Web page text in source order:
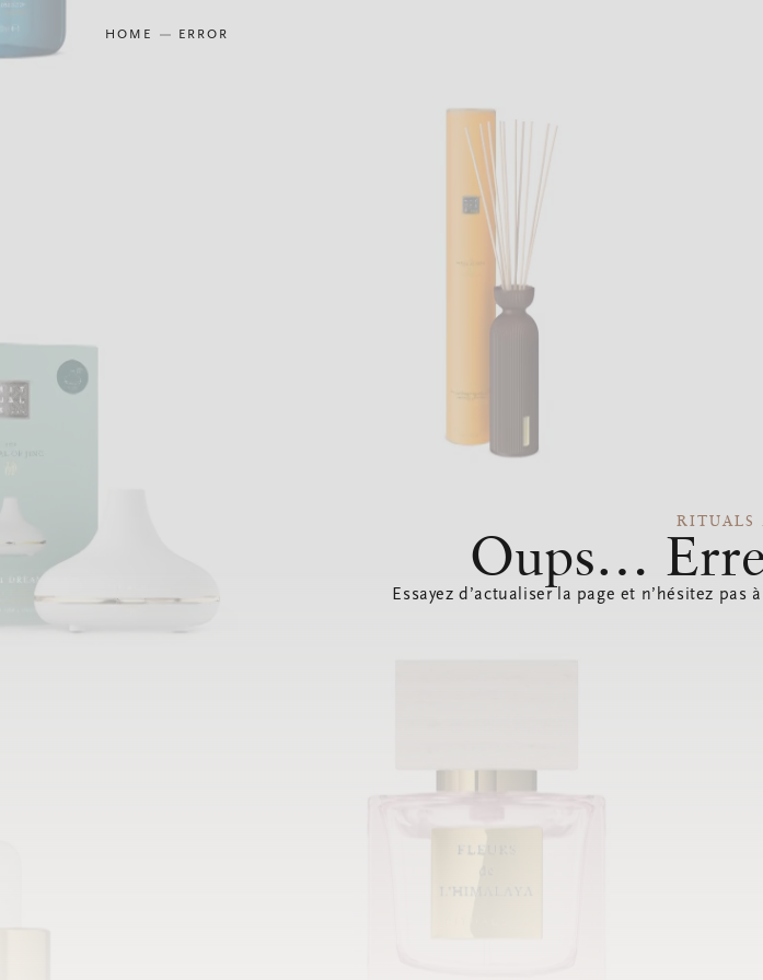
HOME ERROR
RITUALS
Oups…
Essayez d’actualiser la page et n’hésitez